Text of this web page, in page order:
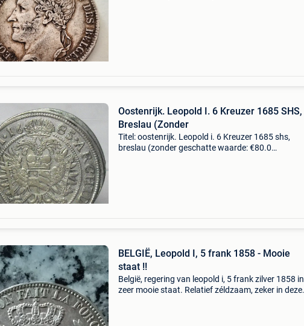
Oostenrijk. Leopold I. 6 Kreuzer 1685 SHS,
Breslau (Zonder
Titel: oostenrijk. Leopold i. 6 Kreuzer 1685 shs,
breslau (zonder geschatte waarde: €80.0
BELGIË, Leopold I, 5 frank 1858 - Mooie
staat !!
België, regering van leopold i, 5 frank zilver 1858 in
zeer mooie staat. Relatief zéldzaam, zeker in deze